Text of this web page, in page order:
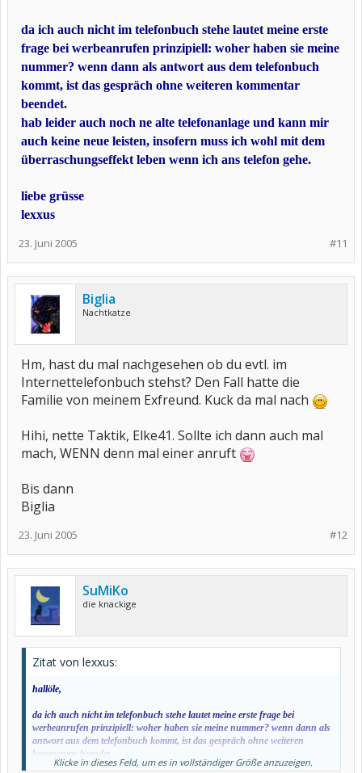
da ich auch nicht im telefonbuch stehe lautet meine erste
frage bei werbeanrufen prinzipiell: woher haben sie meine
nummer? wenn dann als antwort aus dem telefonbuch
kommt, ist das gespräch ohne weiteren kommentar
beendet.
hab leider auch noch ne alte telefonanlage und kann mir
auch keine neue leisten, insofern muss ich wohl mit dem
überraschungseffekt leben wenn ich ans telefon gehe.
liebe grüsse
lexxus
#11
23. Juni 2005
Biglia
Nachtkatze
Hm, hast du mal nachgesehen ob du evtl. im
Internettelefonbuch stehst? Den Fall hatte die
Familie von meinem Exfreund. Kuck da mal nach
Hihi, nette Taktik, Elke41. Sollte ich dann auch mal
mach, WENN denn mal einer anruft
Bis dann
Biglia
#12
23. Juni 2005
SuMiKo
die knackige
Zitat von lexxus:
hallöle,
da ich auch nicht im telefonbuch stehe lautet meine erste frage bei
werbeanrufen prinzipiell: woher haben sie meine nummer? wenn dann als
antwort aus dem telefonbuch kommt, ist das gespräch ohne weiteren
kommentar beendet.
hab leider auch noch ne alte telefonanlage und kann mir auch keine neue
Klicke in dieses Feld, um es in vollständiger Größe anzuzeigen.